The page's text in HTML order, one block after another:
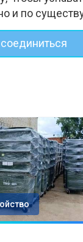
и по